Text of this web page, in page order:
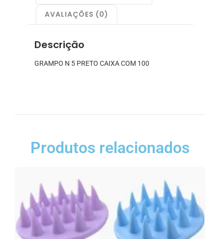
AVALIAÇÕES (0)
Descrição
GRAMPO N 5 PRETO CAIXA COM 100
Produtos relacionados